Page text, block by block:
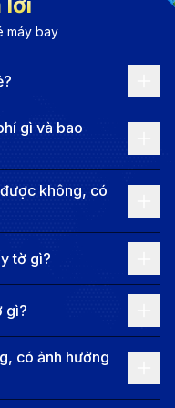
Âu.
de Pau, nơi sinh
sở hữu nhiều bảo
nghệ thuật đặc sắc.
hoa, công viên
Pyrénées, nơi du
thực địa phương
lỡ khi ghé thăm
khám phá lịch sử,
nền văn hóa
đó để chào đón bạn!
từ TP.HCM đi
máy bay
gì và bao
không, có
tờ gì?
gì?
có ảnh hưởng